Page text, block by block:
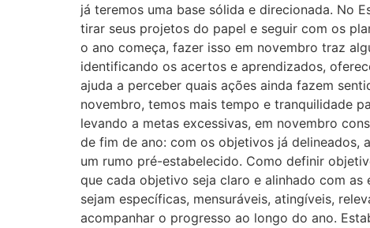
já teremos uma base sólida e direcionada. No
tirar seus projetos do papel e seguir com os
o ano começa, fazer isso em novembro traz
identificando os acertos e aprendizados,
ajuda a perceber quais ações ainda fazem
novembro, temos mais tempo e tranquilidade
levando a metas excessivas, em novembro
de fim de ano: com os objetivos já delineados,
um rumo pré-estabelecido. Como definir
que cada objetivo seja claro e alinhado com
sejam específicas, mensuráveis, atingíveis,
acompanhar o progresso ao longo do ano.